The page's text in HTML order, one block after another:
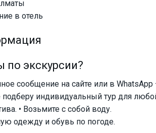
в отель
по экскурсии?
сообщение на сайте или в WhatsApp
подберу индивидуальный тур для
• Возьмите с собой воду.
одежду и обувь по погоде.